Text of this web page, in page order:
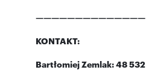
——————————————
KONTAKT:
Bartłomiej Zemlak: 48